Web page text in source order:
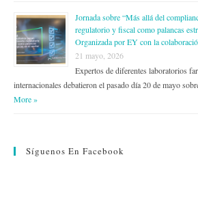
Jornada sobre “Más allá del
regulatorio y fiscal como palancas
Organizada por EY con la
21 mayo, 2026
Expertos de diferentes laboratorios
internacionales debatieron el pasado día 20 de mayo
More »
Síguenos En Facebook